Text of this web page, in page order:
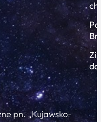
pn. „Kujawsko-